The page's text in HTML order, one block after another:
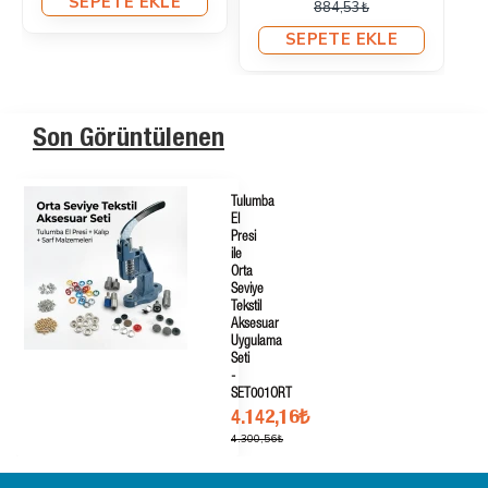
885,06₺ 885,06₺
SEPETE EKLE
Son Görüntülenen
Tulumba
El
Presi
ile
Orta
Seviye
Tekstil
Aksesuar
Uygulama
Seti
-
SET001ORT
4.142,16₺
4.300,56₺